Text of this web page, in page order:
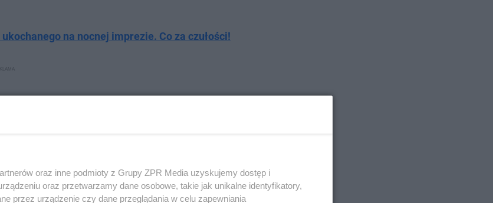
na nocnej imprezie. Co za czułości!
oraz inne podmioty z Grupy ZPR Media uzyskujemy dostęp i
oraz przetwarzamy dane osobowe, takie jak unikalne identyfikatory,
przez urządzenie czy dane przeglądania w celu zapewniania